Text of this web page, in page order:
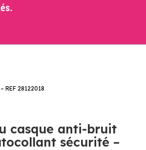
REF 28122018
casque anti-bruit
sécurité –